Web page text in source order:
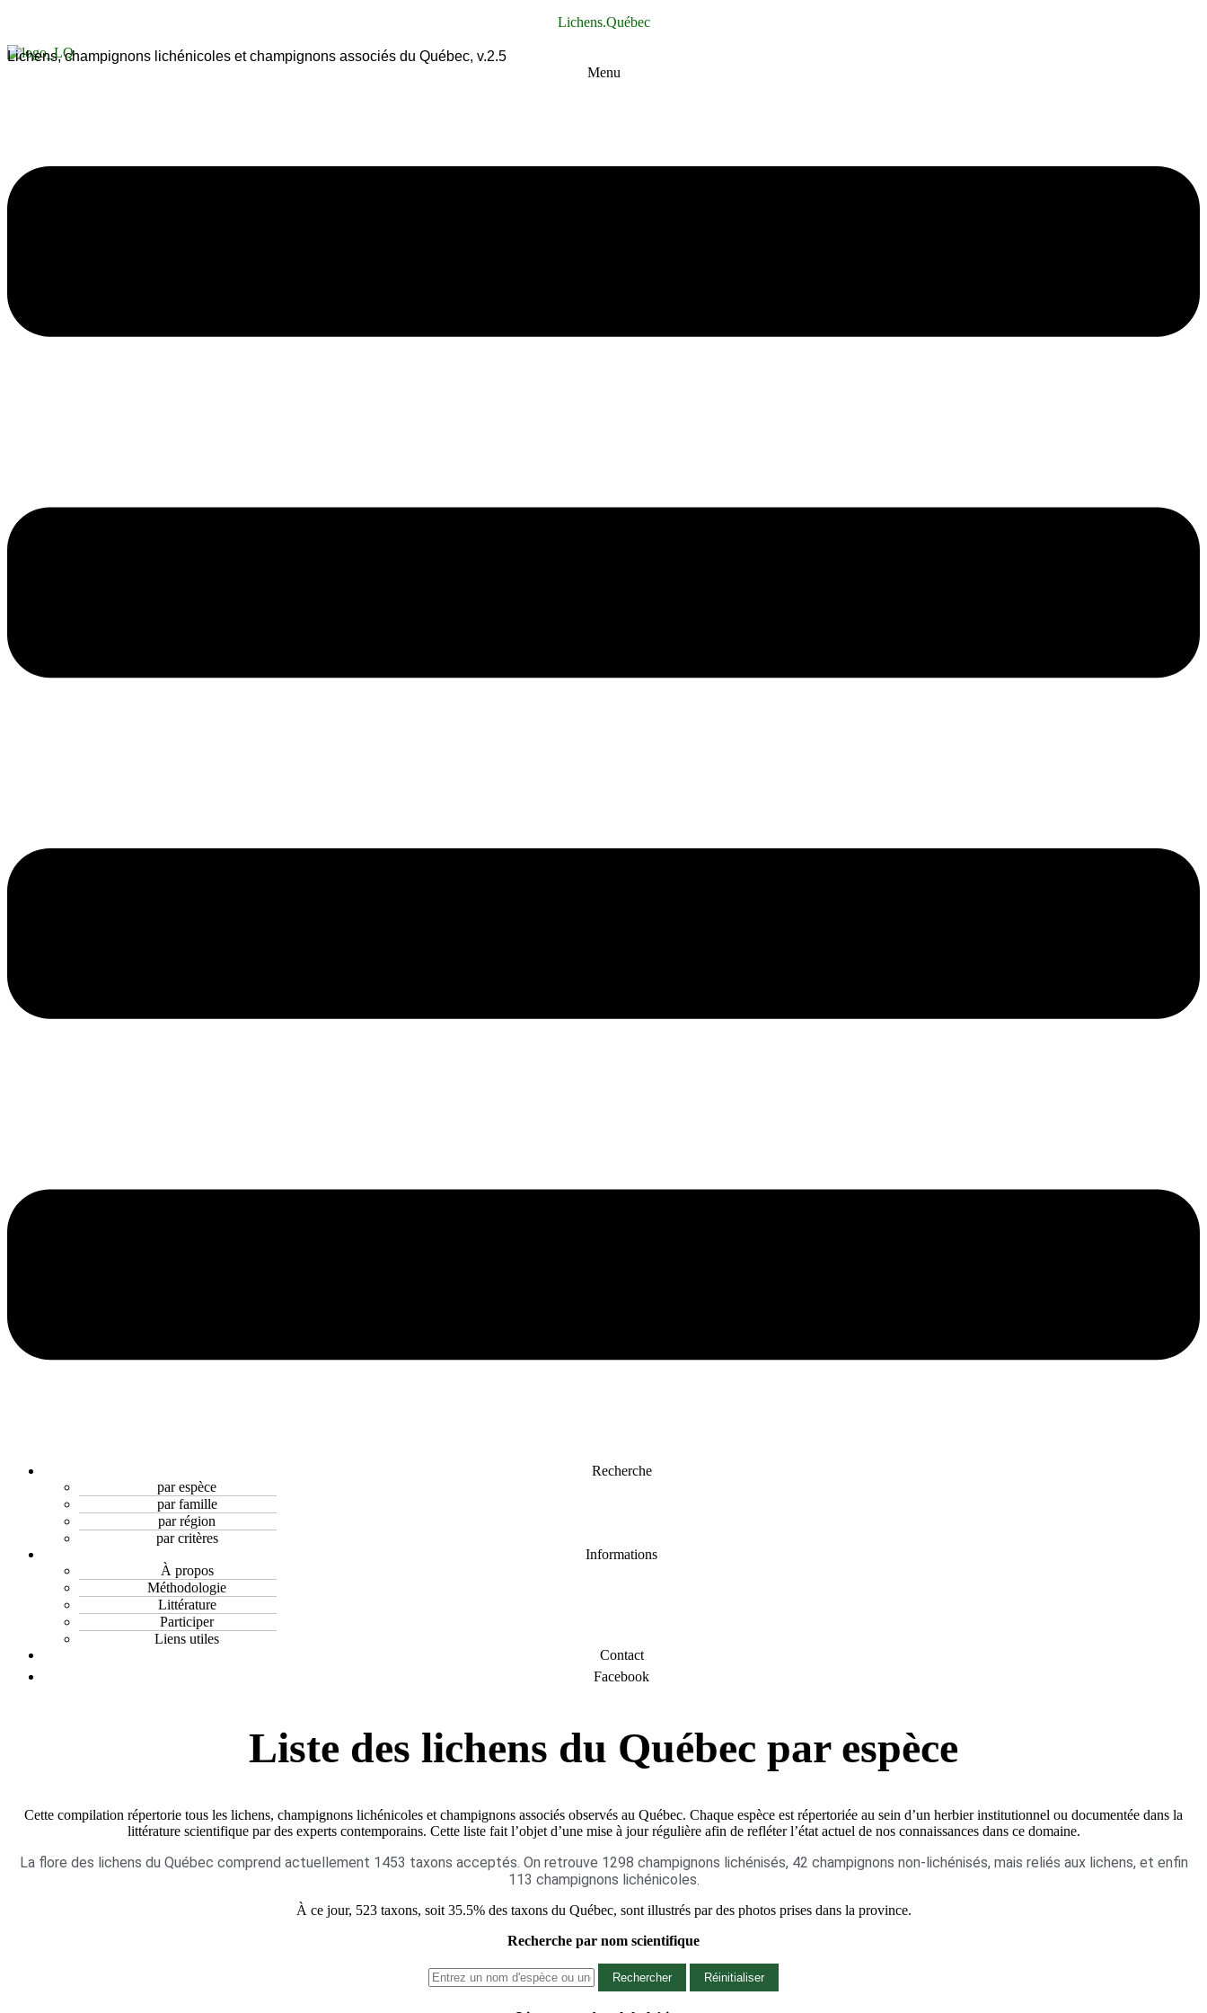
Lichens.Québec
Lichens, champignons lichénicoles et champignons associés du Québec, v.2.5
Menu
Recherche
par espèce
par famille
par région
par critères
Informations
À propos
Méthodologie
Littérature
Participer
Liens utiles
Contact
Facebook
Liste des lichens du Québec par espèce
Cette compilation répertorie tous les lichens, champignons lichénicoles et champignons associés observés au Québec. Chaque espèce est répertoriée au sein d’un herbier institutionnel ou documentée dans la
littérature scientifique par des experts contemporains. Cette liste fait l’objet d’une mise à jour régulière afin de refléter l’état actuel de nos connaissances dans ce domaine.
La flore des lichens du Québec comprend actuellement 1453 taxons acceptés. On retrouve 1298 champignons lichénisés, 42 champignons non-lichénisés, mais reliés aux lichens, et enfin
113 champignons lichénicoles.
À ce jour, 523 taxons, soit 35.5% des taxons du Québec, sont illustrés par des photos prises dans la province.
Recherche par nom scientifique
Rechercher Réinitialiser